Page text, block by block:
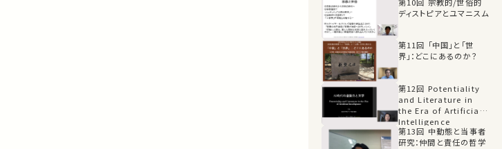
ディストピアとユマニスム
第11回 「中国」と「世
界」：どこにあるのか？
第12回 Potentiality
and Literature in
the Era of Artificial
Intelligence
第13回 中動態と当事者
研究：仲間と責任の哲学